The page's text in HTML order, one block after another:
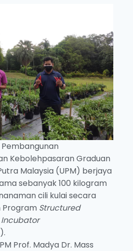
Pembangunan
Kebolehpasaran Graduan
Malaysia (UPM) berjaya
sebanyak 100 kilogram
cili kulai secara
Program Structured
Prof. Madya Dr. Mass